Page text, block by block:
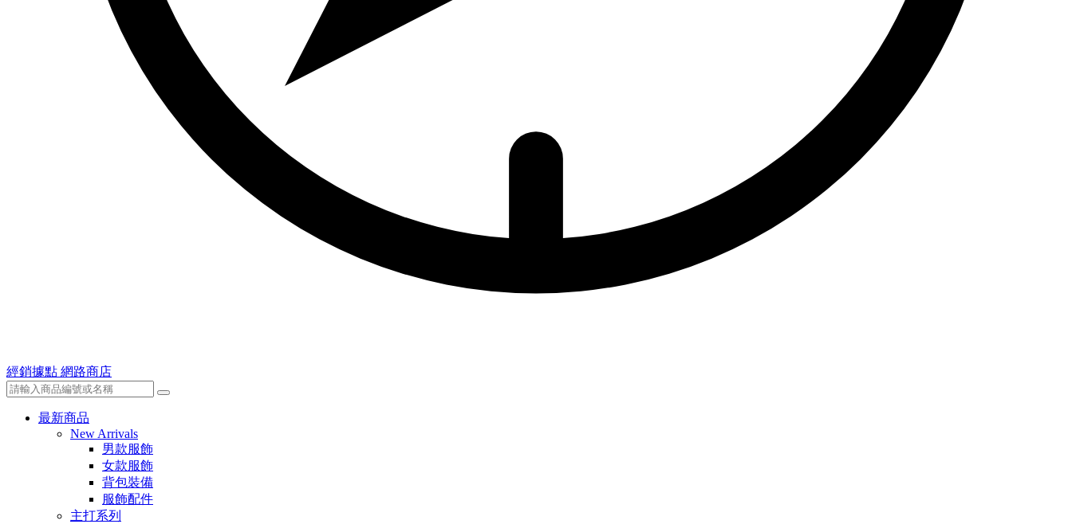
經銷據點 網路商店
最新商品
New Arrivals
男款服飾
女款服飾
背包裝備
服飾配件
主打系列